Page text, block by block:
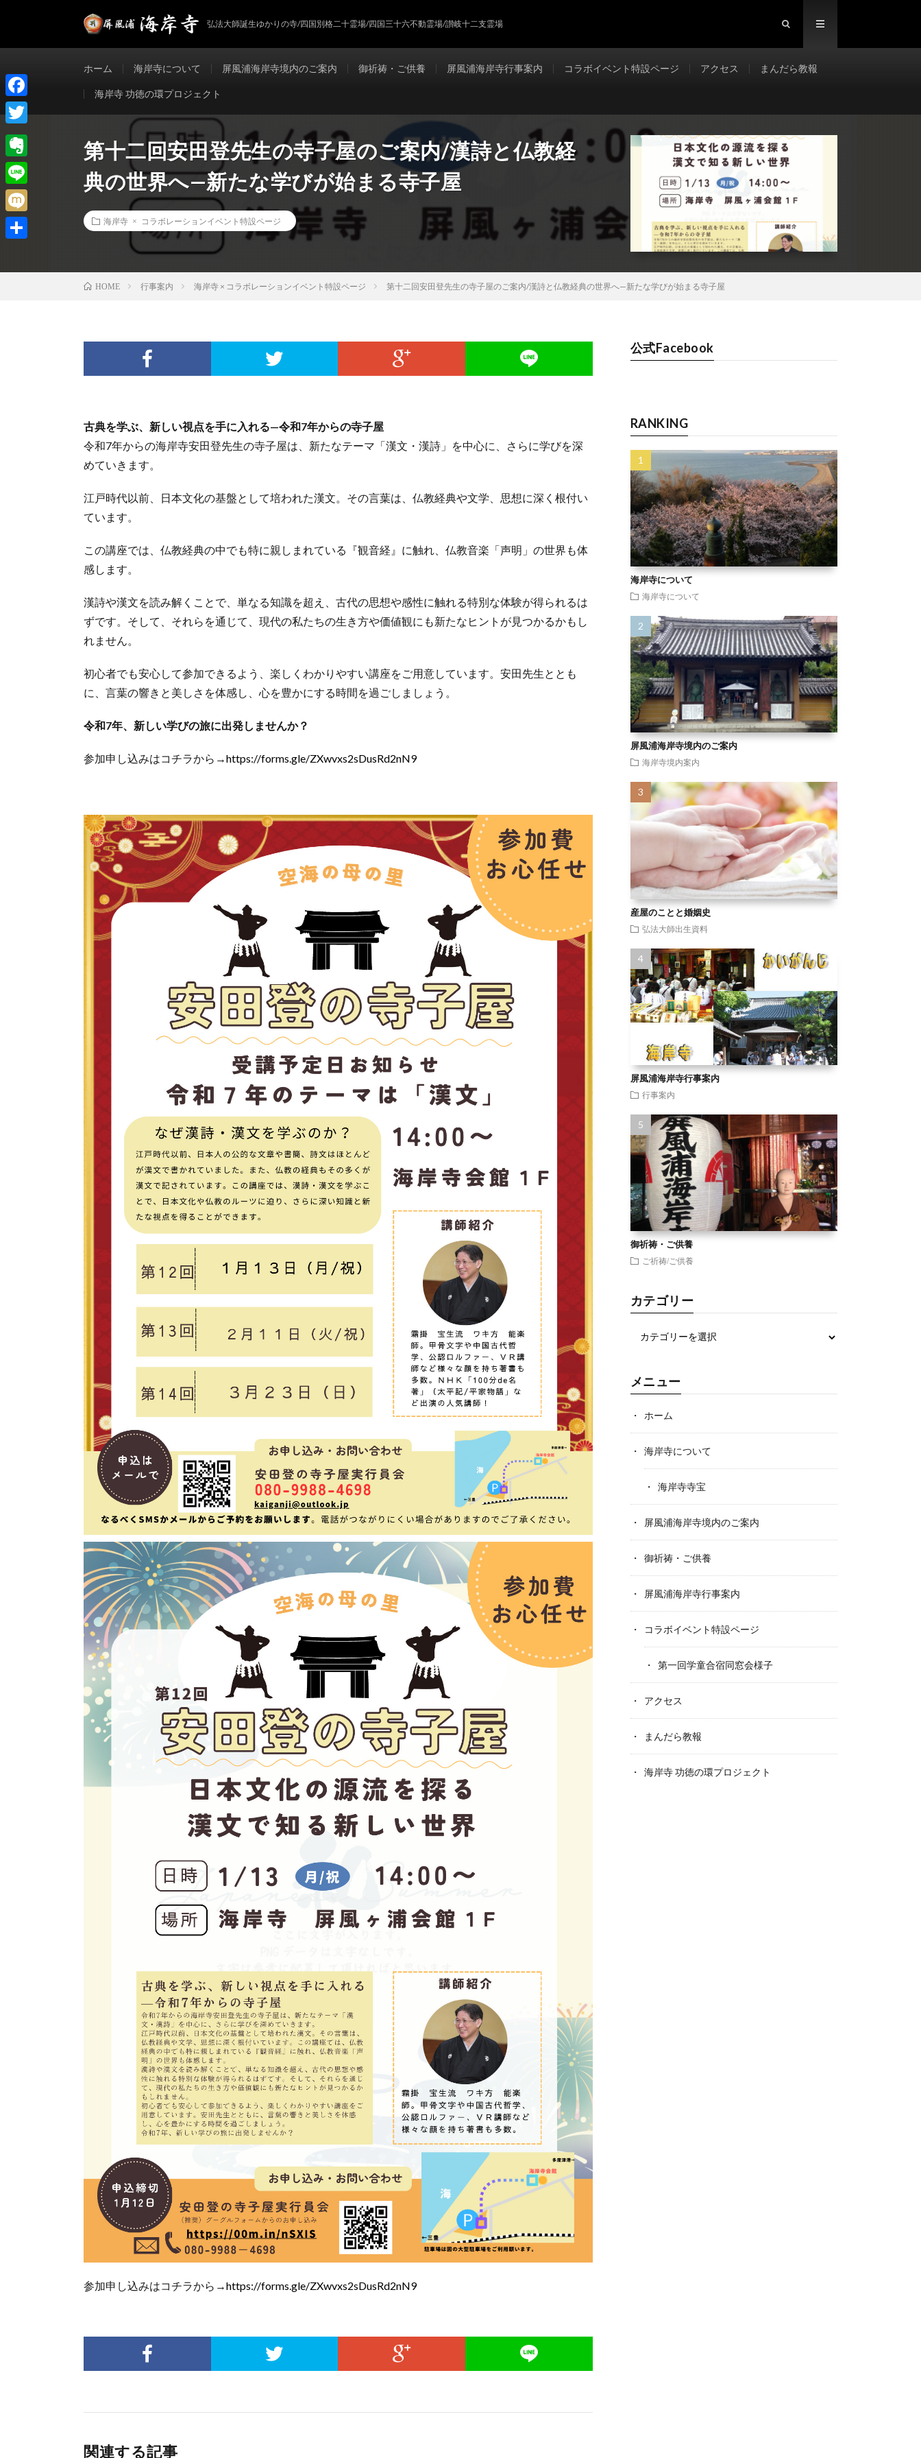
弘法大師誕生ゆかりの寺/四国別格二十霊場/四国三十六不動霊場/讃岐十二支霊場
ホーム 海岸寺について 屏風浦海岸寺境内のご案内 御祈祷・ご供養 屏風浦海岸寺行事案内 コラボイベント特設ページ アクセス まんだら教報
海岸寺 功徳の環プロジェクト
第十二回安田登先生の寺子屋のご案内/漢詩と仏教経
典の世界へ—新たな学びが始まる寺子屋
海岸寺 × コラボレーションイベント特設ページ
HOME 行事案内 海岸寺 × コラボレーションイベント特設ページ 第十二回安田登先生の寺子屋のご案内/漢詩と仏教経典の世界へ—新たな学びが始まる寺子屋
古典を学ぶ、新しい視点を手に入れる—令和7年からの寺子屋
令和7年からの海岸寺安田登先生の寺子屋は、新たなテーマ「漢文・漢詩」を中心に、さらに学びを深
めていきます。
江戸時代以前、日本文化の基盤として培われた漢文。その言葉は、仏教経典や文学、思想に深く根付い
ています。
この講座では、仏教経典の中でも特に親しまれている『観音経』に触れ、仏教音楽「声明」の世界も体
感します。
漢詩や漢文を読み解くことで、単なる知識を超え、古代の思想や感性に触れる特別な体験が得られるは
ずです。そして、それらを通じて、現代の私たちの生き方や価値観にも新たなヒントが見つかるかもし
れません。
初心者でも安心して参加できるよう、楽しくわかりやすい講座をご用意しています。安田先生ととも
に、言葉の響きと美しさを体感し、心を豊かにする時間を過ごしましょう。
令和7年、新しい学びの旅に出発しませんか？
参加申し込みはコチラから→https://forms.gle/ZXwvxs2sDusRd2nN9
参加申し込みはコチラから→https://forms.gle/ZXwvxs2sDusRd2nN9
関連する記事
公式Facebook
RANKING
海岸寺について
海岸寺について
屏風浦海岸寺境内のご案内
海岸寺境内案内
産屋のことと婚姻史
弘法大師出生資料
屏風浦海岸寺行事案内
行事案内
御祈祷・ご供養
ご祈祷/ご供養
カテゴリー
メニュー
ホーム
海岸寺について
海岸寺寺宝
屏風浦海岸寺境内のご案内
御祈祷・ご供養
屏風浦海岸寺行事案内
コラボイベント特設ページ
第一回学童合宿同窓会様子
アクセス
まんだら教報
海岸寺 功徳の環プロジェクト
F
c
e
b
o
o
T
w
t
t
E
v
e
L
i
n
M
有